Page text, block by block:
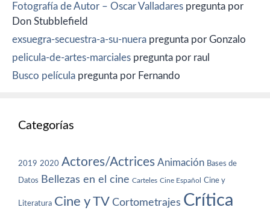
Fotografía de Autor – Oscar Valladares pregunta por
Don Stubblefield
exsuegra-secuestra-a-su-nuera pregunta por Gonzalo
pelicula-de-artes-marciales pregunta por raul
Busco película pregunta por Fernando
Categorías
2019 2020 Actores/Actrices Animación Bases de
Datos Bellezas en el cine Carteles Cine Español Cine y
Literatura Cine y TV Cortometrajes Crítica